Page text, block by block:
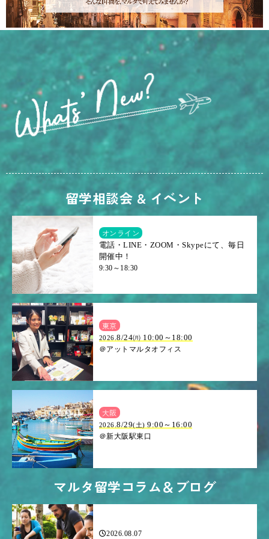
留学相談会 & イベント
オンライン
電話・LINE・ZOOM・Skypeにて、毎日
開催中！
9:30～18:30
東京
2026.8/24㈪ 10:00～18:00
＠アットマルタオフィス
大阪
2026.8/29(土) 9:00～16:00
＠新大阪駅東口
マルタ留学コラム＆ブログ
2026.08.07